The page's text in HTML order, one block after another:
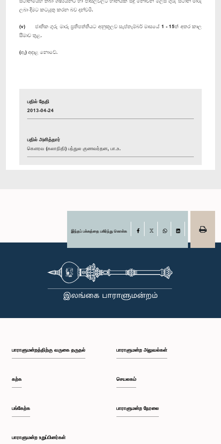
ලබා දීමට කටයුතු කරන බව දන්වමි.
(v) ජාතික ගුරු මාරු ප්‍රතිපත්තියට අනුකූලව සැප්තැම්බර් මාසයේ 1 - 15ත් අතර කාල
සීමාව තුළ.
(ඇ) අදාළ නොවේ.
பதில் தேதி
2013-04-24
பதில் அளித்தார்
கௌரவ (கலாநிதி) பந்துல குணவர்தன, பா.உ.
இந்தப் பக்கத்தை பகிர்ந்து கொள்க Facebook
பாராளுமன்றத்திற்கு வருகை தருதல்
கற்க
பங்கேற்க
பாராளுமன்ற உறுப்பினர்கள்
பாராளுமன்ற அலுவல்கள்
செயலகம்
பாராளுமன்ற நேரலை